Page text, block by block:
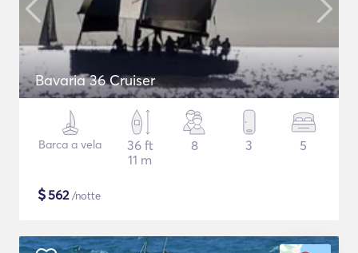
Bavaria 36 Cruiser
Barca a vela
36 ft
11 m
8 3 5
$562/notte